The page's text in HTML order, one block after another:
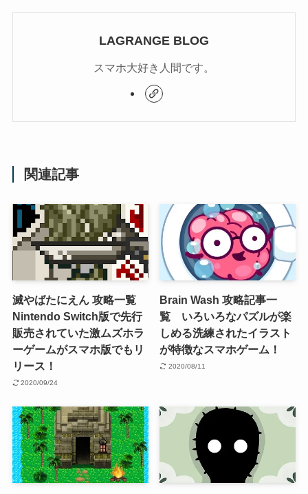
LAGRANGE BLOG
スマホ大好き人間です。
関連記事
滅やばたにえん 攻略一覧
Nintendo Switch版で先行
販売されていた激ムズホラ
ーゲームがスマホ版でもリ
リース！
2020/09/24
Brain Wash 攻略記事一
覧 いろいろなパズルが楽
しめる洗練されたイラスト
が特徴なスマホゲーム！
2020/08/11